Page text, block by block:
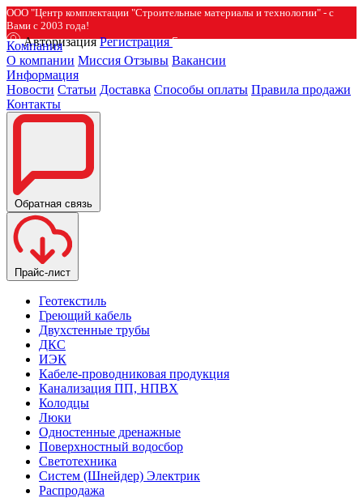
ООО "Центр комплектации "Строительные материалы и технологии" - с
Вами с 2003 года!
Авторизация Регистрация
Компания
О компании Миссия Отзывы Вакансии
Информация
Новости Статьи Доставка Способы оплаты Правила продажи
Контакты
Обратная связь
Прайс-лист
Геотекстиль
Греющий кабель
Двухстенные трубы
ДКС
ИЭК
Кабеле-проводниковая продукция
Канализация ПП, НПВХ
Колодцы
Люки
Одностенные дренажные
Поверхностный водосбор
Светотехника
Систем (Шнейдер) Электрик
Распродажа